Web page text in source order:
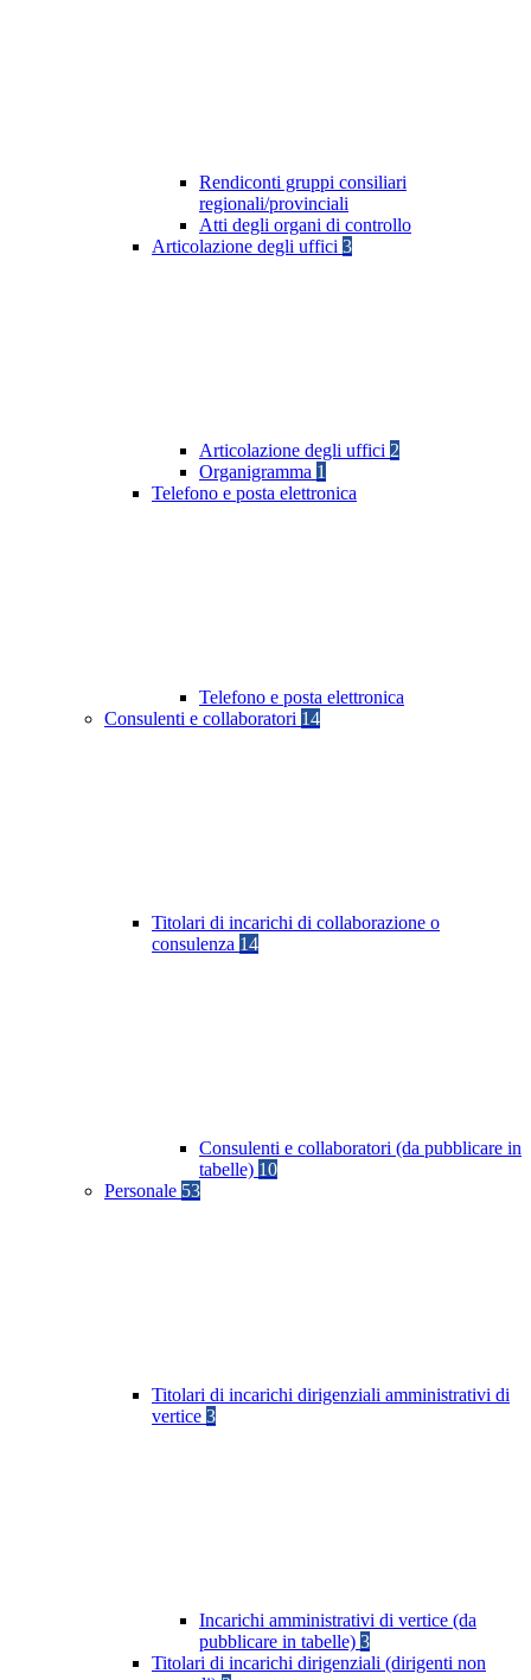
Rendiconti gruppi consiliari
regionali/provinciali
Atti degli organi di controllo
Articolazione degli uffici 3
Articolazione degli uffici 2
Organigramma 1
Telefono e posta elettronica
Telefono e posta elettronica
Consulenti e collaboratori 14
Titolari di incarichi di collaborazione o
consulenza 14
Consulenti e collaboratori (da pubblicare in
tabelle) 10
Personale 53
Titolari di incarichi dirigenziali amministrativi di
vertice 3
Incarichi amministrativi di vertice (da
pubblicare in tabelle) 3
Titolari di incarichi dirigenziali (dirigenti non